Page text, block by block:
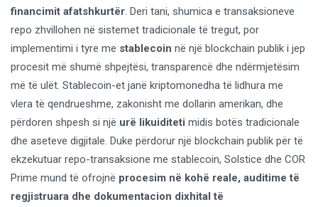
financimit afatshkurtër. Deri tani, shumica e transaksioneve
repo zhvillohen në sistemet tradicionale të tregut, por
implementimi i tyre me stablecoin në një blockchain publik i jep
procesit më shumë shpejtësi, transparencë dhe ndërmjetësim
më të ulët. Stablecoin-et janë kriptomonedha të lidhura me
vlera të qendrueshme, zakonisht me dollarin amerikan, dhe
përdoren shpesh si një urë likuiditeti midis botës tradicionale
dhe aseteve digjitale. Duke përdorur një blockchain publik për të
ekzekutuar repo-transaksione me stablecoin, Solstice dhe COR
Prime mund të ofrojnë procesim në kohë reale, auditime të
regjistruara dhe dokumentacion dixhital të